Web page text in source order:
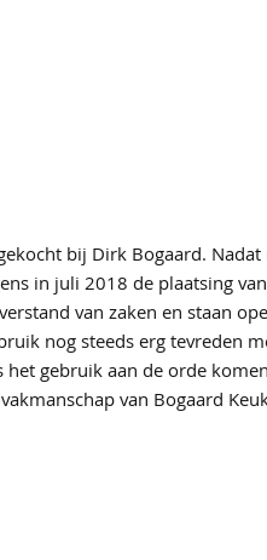
bij Dirk Bogaard.
in juli 2018 de plaatsing
van zaken en staan
nog steeds erg tevreden
gebruik aan de orde
van Bogaard